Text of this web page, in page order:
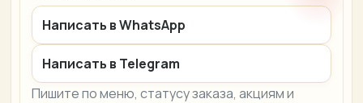
Написать в WhatsApp
Написать в Telegram
Пишите по меню, статусу заказа, акциям и